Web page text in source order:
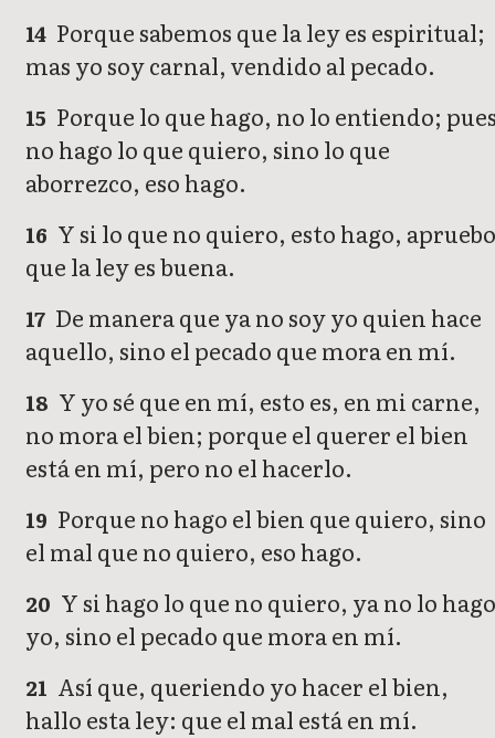
14 Porque sabemos que la ley es espiritual;
mas yo soy carnal, vendido al pecado.
15 Porque lo que hago, no lo entiendo;
no hago lo que quiero, sino lo que
aborrezco, eso hago.
16 Y si lo que no quiero, esto hago,
que la ley es buena.
17 De manera que ya no soy yo quien hace
aquello, sino el pecado que mora en mí.
18 Y yo sé que en mí, esto es, en mi carne,
no mora el bien; porque el querer el bien
está en mí, pero no el hacerlo.
19 Porque no hago el bien que quiero, sino
el mal que no quiero, eso hago.
20 Y si hago lo que no quiero, ya no lo
yo, sino el pecado que mora en mí.
21 Así que, queriendo yo hacer el bien,
hallo esta ley: que el mal está en mí.